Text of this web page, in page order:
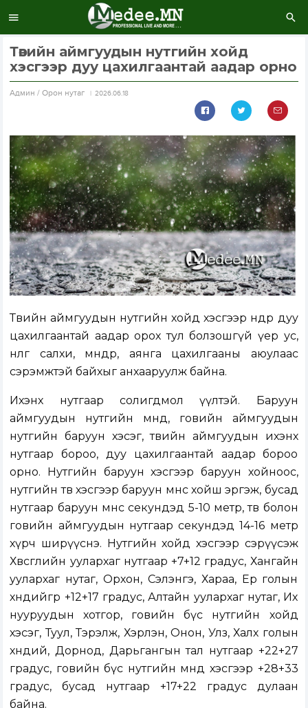
Төвийн аймгуудын нутгийн хойд
хэсгээр дуу цахилгаантай аадар орно
Aдмин / Орон нутаг 2026.06.18
Төвийн аймгуудын нутгийн хойд хэсгээр өнөөдөр дуу
цахилгаантай аадар орох тул болзошгүй үер ус,
нөөлөг салхи, мөндөр, аянга цахилгааны аюулаас
сэрэмжтэй байхыг анхааруулж байна.
Ихэнх нутгаар солигдмол үүлтэй. Баруун
аймгуудын нутгийн өмнөд, говийн аймгуудын
нутгийн баруун хэсэг, төвийн аймгуудын ихэнх
нутгаар бороо, дуу цахилгаантай аадар бороо
орно. Нутгийн баруун хэсгээр баруун хойноос,
нутгийн төв хэсгээр баруун өмнөөс хойш эргэж, бусад
нутгаар баруун өмнөөс секундэд 5-10 метр, төв болон
говийн аймгуудын нутгаар секундэд 14-16 метр
хүрч ширүүснэ. Нутгийн хойд хэсгээр сэрүүсэж
Хөвсгөлийн уулархаг нутгаар +7+12 градус, Хангайн
уулархаг нутаг, Орхон, Сэлэнгэ, Хараа, Ерөө голын
хөндийгөөр +12+17 градус, Алтайн уулархаг нутаг, Их
нууруудын хотгор, говийн бүс нутгийн хойд
хэсэг, Туул, Тэрэлж, Хэрлэн, Онон, Улз, Халх голын
хөндий, Дорнод, Дарьгангын тал нутгаар +22+27
градус, говийн бүс нутгийн өмнөд хэсгээр +28+33
градус, бусад нутгаар +17+22 градус дулаан
байна.